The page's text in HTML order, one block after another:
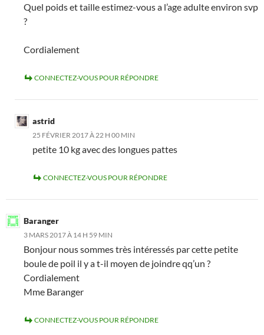
Quel poids et taille estimez-vous a l’age adulte environ svp
?
Cordialement
CONNECTEZ-VOUS POUR RÉPONDRE
astrid
25 FÉVRIER 2017 À 22 H 00 MIN
petite 10 kg avec des longues pattes
CONNECTEZ-VOUS POUR RÉPONDRE
Baranger
3 MARS 2017 À 14 H 59 MIN
Bonjour nous sommes très intéressés par cette petite
boule de poil il y a t-il moyen de joindre qq’un ?
Cordialement
Mme Baranger
CONNECTEZ-VOUS POUR RÉPONDRE